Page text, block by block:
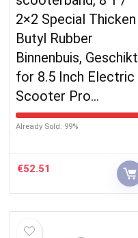
2×2 Special Thicken
Butyl Rubber
Binnenbuis, Geschikt
for 8.5 Inch Electric
Scooter Pro…
Already Sold: 99%
€52.51